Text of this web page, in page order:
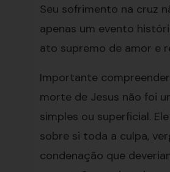
Seu sofrimento na cruz
apenas um evento
ato supremo de amor e
Importante
morte de Jesus não foi
simples ou superficial.
sobre si toda a culpa,
condenação que